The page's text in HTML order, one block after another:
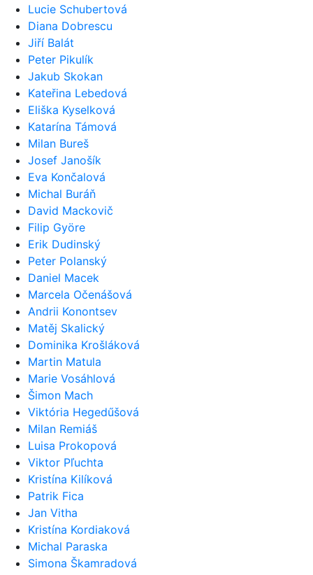
Lucie Schubertová
Diana Dobrescu
Jiří Balát
Peter Pikulík
Jakub Skokan
Kateřina Lebedová
Eliška Kyselková
Katarína Támová
Milan Bureš
Josef Janošík
Eva Končalová
Michal Buráň
David Mackovič
Filip Györe
Erik Dudinský
Peter Polanský
Daniel Macek
Marcela Očenášová
Andrii Konontsev
Matěj Skalický
Dominika Krošláková
Martin Matula
Marie Vosáhlová
Šimon Mach
Viktória Hegedűšová
Milan Remiáš
Luisa Prokopová
Viktor Pľuchta
Kristína Kilíková
Patrik Fica
Jan Vitha
Kristína Kordiaková
Michal Paraska
Simona Škamradová